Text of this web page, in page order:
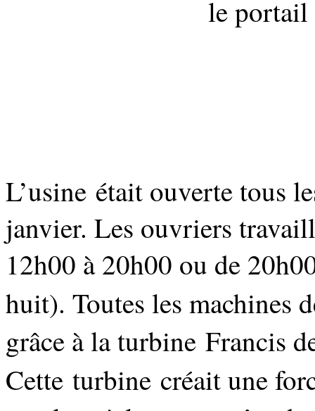
L’usine était ouverte tous
janvier. Les ouvriers
12h00 à 20h00 ou de
huit). Toutes les machines
grâce à la turbine Francis
Cette turbine créait une